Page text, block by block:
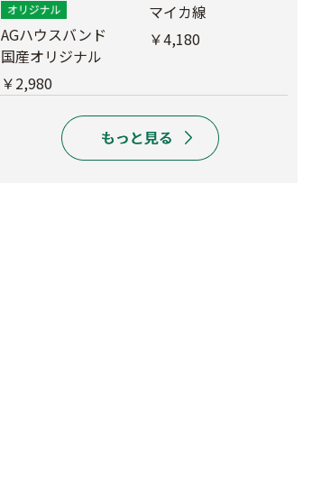
AGハウスバンド
国産オリジナル
￥2,980
マイカ線
￥4,180